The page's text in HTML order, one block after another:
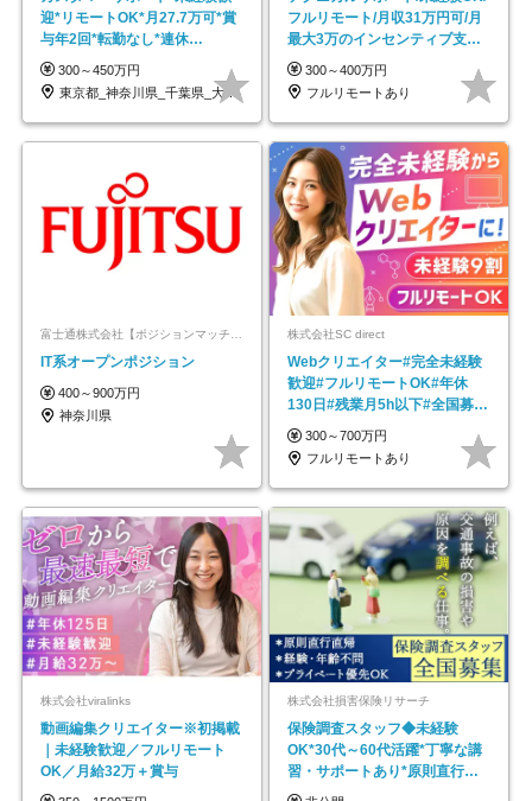
迎*リモートOK*月27.7万可*賞
与年2回*転勤なし*連休
OK/ZE010232
300～450万円
東京都_神奈川県_千葉県_大阪府_愛知県…
フルリモート/月収31万円可/月
最大3万のインセンティブ支給/
平均年齢33歳
300～400万円
フルリモートあり
富士通株式会社【ポジションマッチ登録】
IT系オープンポジション
400～900万円
神奈川県
株式会社SC direct
Webクリエイター#完全未経験
歓迎#フルリモートOK#年休
130日#残業月5h以下#全国募集
#最大1年の研修
300～700万円
フルリモートあり
株式会社viralinks
動画編集クリエイター※初掲載
｜未経験歓迎／フルリモート
OK／月給32万＋賞与
株式会社損害保険リサーチ
保険調査スタッフ◆未経験
OK*30代～60代活躍*丁寧な講
習・サポートあり*原則直行直
帰／全国募集・業務委託